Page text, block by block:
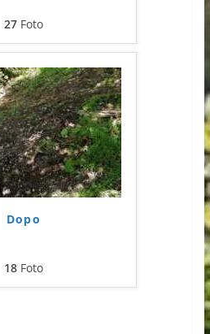
27Foto
Dopo
18Foto